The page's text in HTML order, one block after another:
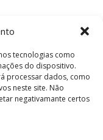
tecnologias como
do dispositivo.
processar dados, como
neste site. Não
negativamante certos